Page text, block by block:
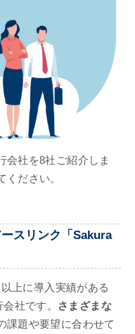
会社を8社ご紹介しま
ださい。
スリンク「Sakura
上に導入実績がある
社です。
さまざまな
課題や要望に合わせて